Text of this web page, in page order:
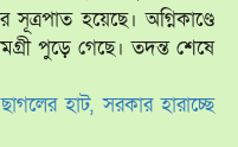
হয়েছে। অগ্নিকাণ্ডে
পুড়ে গেছে। তদন্ত শেষে
হাট, সরকার হারাচ্ছে